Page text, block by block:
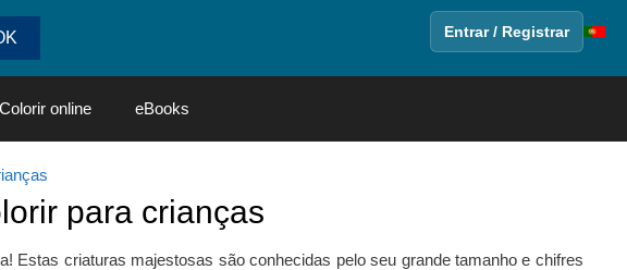
Entrar / Registrar
Colorir online eBooks
para crianças
Estas criaturas majestosas são conhecidas pelo seu grande tamanho e chifres